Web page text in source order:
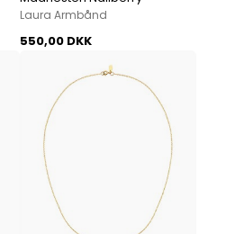
Laura Armbånd
550,00 DKK